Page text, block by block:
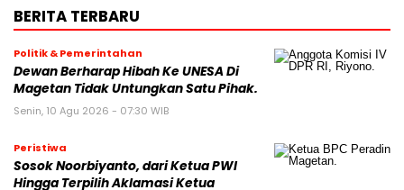
BERITA TERBARU
Politik & Pemerintahan
Dewan Berharap Hibah Ke UNESA Di
Magetan Tidak Untungkan Satu Pihak.
Senin, 10 Agu 2026 - 07:30 WIB
Peristiwa
Sosok Noorbiyanto, dari Ketua PWI
Hingga Terpilih Aklamasi Ketua